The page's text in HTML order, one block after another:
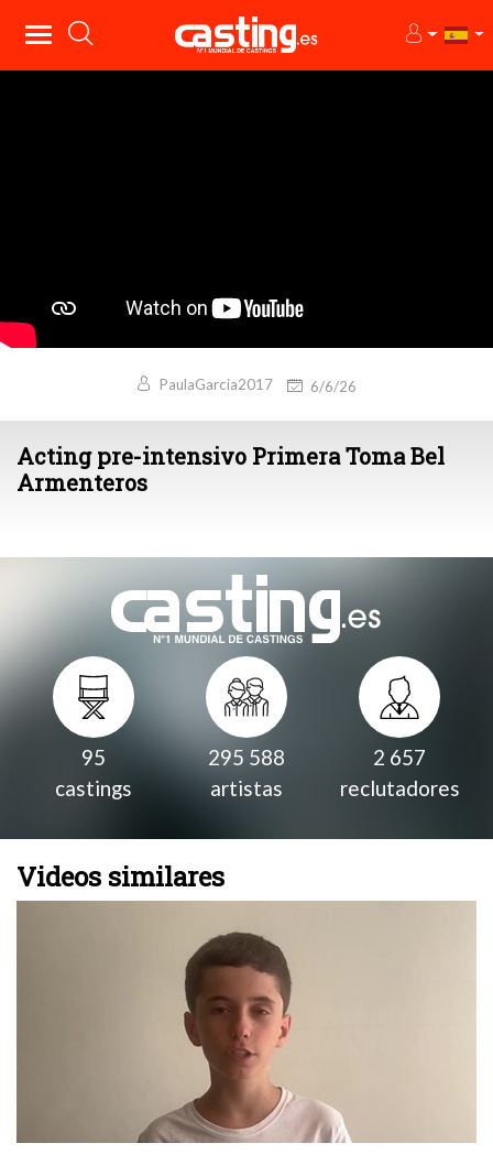
PaulaGarcia2017 6/6/26
Acting pre-intensivo Primera Toma Bel
Armenteros
95
castings
295 588
artistas
2 657
reclutadores
Videos similares